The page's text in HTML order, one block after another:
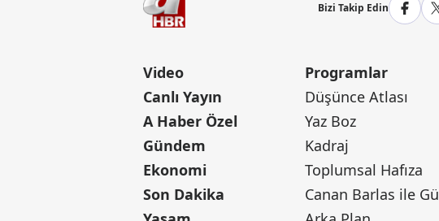
Bizi Takip Edin
Video
Canlı Yayın
A Haber Özel
Gündem
Ekonomi
Son Dakika
Programlar
Düşünce Atlası
Yaz Boz
Kadraj
Toplumsal Hafıza